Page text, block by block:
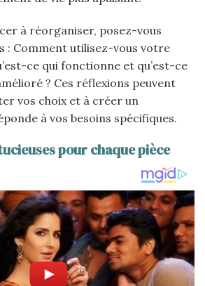
à réorganiser, posez-vous
: Comment utilisez-vous votre
ce qui fonctionne et qu’est-ce
? Ces réflexions peuvent
vos choix et à créer un
à vos besoins spécifiques.
pour chaque pièce